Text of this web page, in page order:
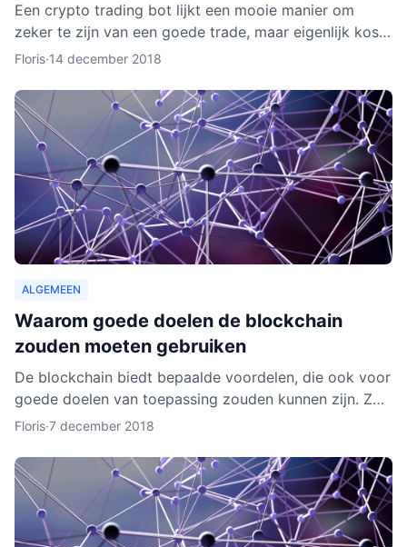
Een crypto trading bot lijkt een mooie manier om
zeker te zijn van een goede trade, maar eigenlijk kost
het instellen van een bot nog aardig wat tijd en
Floris·14 december 2018
ALGEMEEN
Waarom goede doelen de blockchain
zouden moeten gebruiken
De blockchain biedt bepaalde voordelen, die ook voor
goede doelen van toepassing zouden kunnen zijn. Zo
zouden organisaties ook een heel nieuw publiek
Floris·7 december 2018